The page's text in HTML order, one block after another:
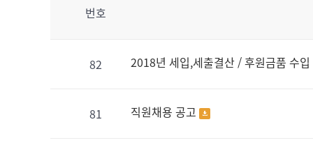
번호
82 2018년 세입,세출결산 / 후원금품 수
81 직원채용 공고